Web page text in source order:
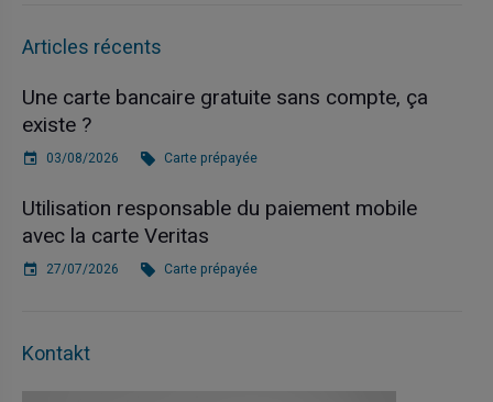
Articles récents
Une carte bancaire gratuite sans compte, ça
existe ?
03/08/2026 Carte prépayée
Utilisation responsable du paiement mobile
avec la carte Veritas
27/07/2026 Carte prépayée
Kontakt